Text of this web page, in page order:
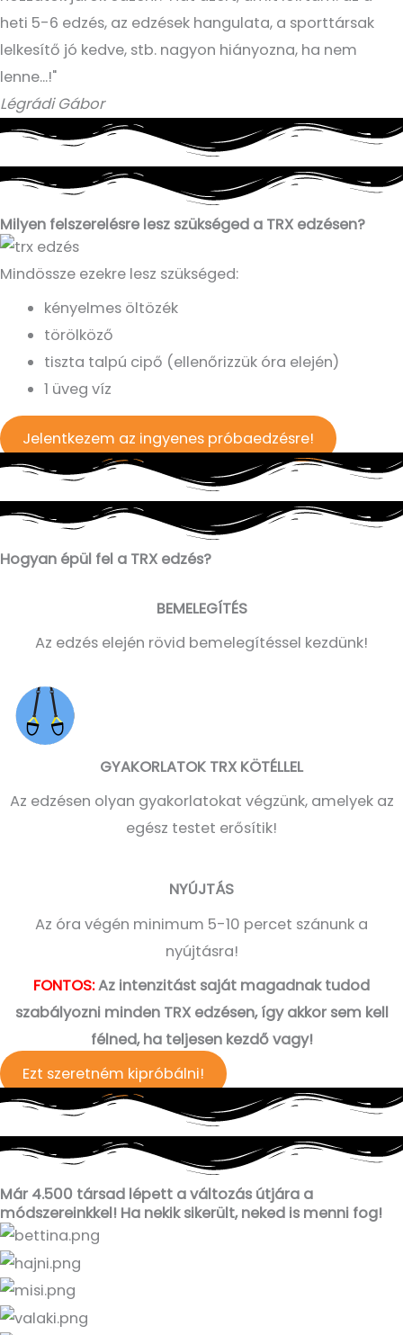
heti 5-6 edzés, az edzések hangulata, a sporttársak
lelkesítő jó kedve, stb. nagyon hiányozna, ha nem
lenne...!"
Légrádi Gábor
Milyen felszerelésre lesz szükséged a TRX edzésen?
Mindössze ezekre lesz szükséged:
kényelmes öltözék
törölköző
tiszta talpú cipő (ellenőrizzük óra elején)
1 üveg víz
Jelentkezem az ingyenes próbaedzésre!
Hogyan épül fel a TRX edzés?
BEMELEGÍTÉS
Az edzés elején rövid bemelegítéssel kezdünk!
GYAKORLATOK TRX KÖTÉLLEL
Az edzésen olyan gyakorlatokat végzünk, amelyek az
egész testet erősítik!
NYÚJTÁS
Az óra végén minimum 5-10 percet szánunk a
nyújtásra!
FONTOS:Az intenzitást saját magadnak tudod
szabályozni minden TRX edzésen, így akkor sem kell
félned, ha teljesen kezdő vagy!
Ezt szeretném kipróbálni!
Már 4.500 társad lépett a változás útjára a
módszereinkkel! Ha nekik sikerült, neked is menni fog!